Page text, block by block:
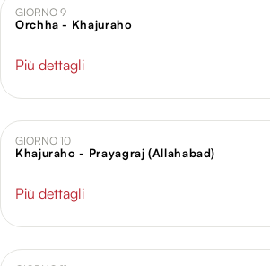
GIORNO 9
Orchha - Khajuraho
Più dettagli
GIORNO 10
Khajuraho - Prayagraj (Allahabad)
Più dettagli